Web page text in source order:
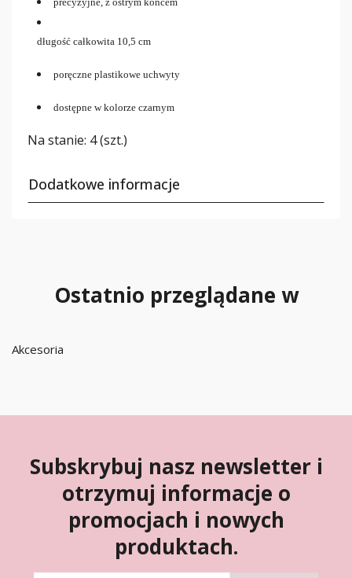
długość całkowita 10,5 cm
poręczne plastikowe uchwyty
dostępne w kolorze czarnym
Na stanie: 4 (szt.)
Dodatkowe informacje
Ostatnio przeglądane w
Akcesoria
Subskrybuj nasz newsletter i
otrzymuj informacje o
promocjach i nowych
produktach.